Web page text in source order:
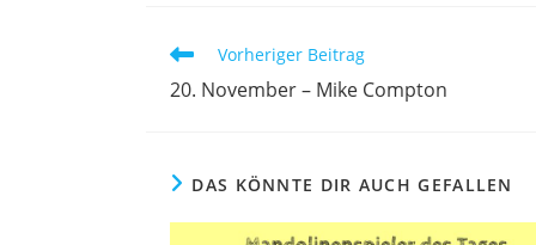
Vorheriger Beitrag
20. November – Mike Compton
DAS KÖNNTE DIR AUCH GEFALLEN